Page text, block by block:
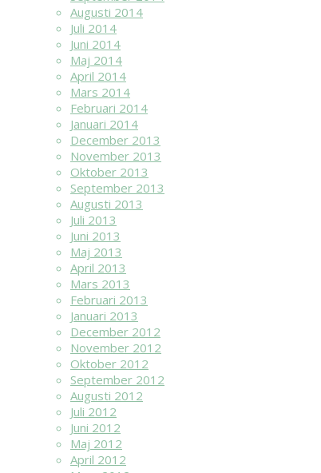
Augusti 2014
Juli 2014
Juni 2014
Maj 2014
April 2014
Mars 2014
Februari 2014
Januari 2014
December 2013
November 2013
Oktober 2013
September 2013
Augusti 2013
Juli 2013
Juni 2013
Maj 2013
April 2013
Mars 2013
Februari 2013
Januari 2013
December 2012
November 2012
Oktober 2012
September 2012
Augusti 2012
Juli 2012
Juni 2012
Maj 2012
April 2012